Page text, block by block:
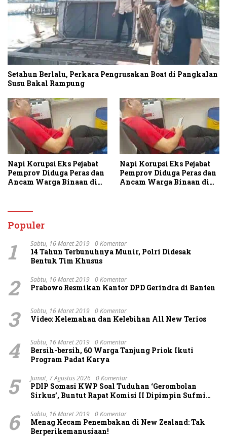
Setahun Berlalu, Perkara Pengrusakan Boat di Pangkalan
Susu Bakal Rampung
Napi Korupsi Eks Pejabat
Pemprov Diduga Peras dan
Ancam Warga Binaan di
Napi Korupsi Eks Pejabat
Pemprov Diduga Peras dan
Ancam Warga Binaan di
Populer
1 Sabtu, 16 Maret 2019 0 Komentar
14 Tahun Terbunuhnya Munir, Polri Didesak
Bentuk Tim Khusus
2 Sabtu, 16 Maret 2019 0 Komentar
Prabowo Resmikan Kantor DPD Gerindra di Banten
3 Sabtu, 16 Maret 2019 0 Komentar
Video: Kelemahan dan Kelebihan All New Terios
4 Sabtu, 16 Maret 2019 0 Komentar
Bersih-bersih, 60 Warga Tanjung Priok Ikuti
Program Padat Karya
5 Jumat, 7 Agustus 2026 0 Komentar
PDIP Somasi KWP Soal Tuduhan ‘Gerombolan
Sirkus’, Buntut Rapat Komisi II Dipimpin Sufmi
6 Sabtu, 16 Maret 2019 0 Komentar
Menag Kecam Penembakan di New Zealand: Tak
Berperikemanusiaan!